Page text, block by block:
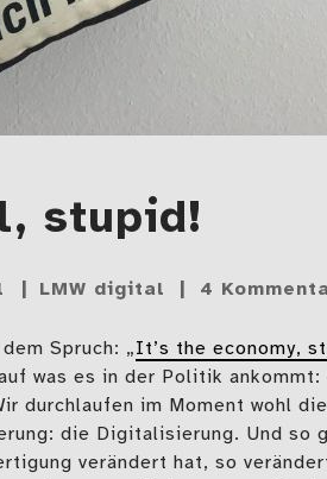
stupid!
LMW digital 4
Spruch: „It’s the economy,
was es in der Politik
durchlaufen im Moment wohl
die Digitalisierung. Und so
verändert hat, so